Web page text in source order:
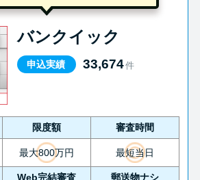
バンクイック
申込実績 33,674件
限度額 審査時間
最大800万円 最短当日
Web完結審査 郵送物ナシ